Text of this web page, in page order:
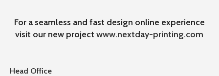
For a seamless and fast design online experience
visit our new projectwww.nextday-printing.com
Head Office